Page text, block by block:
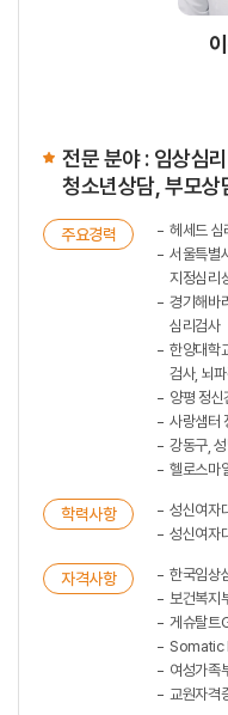
전문 분야 : 임상심
청소년상담, 부모상
주요경력
헤세드 심
서울특별
지정심리
경기해바
심리검사
한양대학
검사, 뇌
양평 정신
사랑샘터
강동구,
헬로스마
학력사항
성신여자
성신여자
자격사항
한국임상
보건복지
게슈탈트
Somatic
여성가족
교원자격